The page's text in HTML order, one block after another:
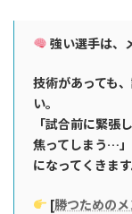
強い選手は、
技術があっても
い。
「試合前に緊
焦ってしまう…
になってくきます
[勝つための